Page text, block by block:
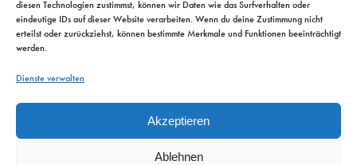
diesen Technologien zustimmst, können wir Daten wie das Surfverhalten oder
eindeutige IDs auf dieser Website verarbeiten. Wenn du deine Zustimmung nicht
erteilst oder zurückziehst, können bestimmte Merkmale und Funktionen beeinträchtigt
werden.
Dienste verwalten
Akzeptieren
Ablehnen